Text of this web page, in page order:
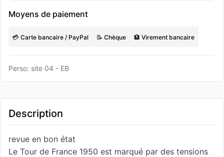
Moyens de paiement
💳 Carte bancaire / PayPal 📝 Chèque 🏦 Virement bancaire
Perso: site 04 - EB
Description
revue en bon état
Le Tour de France 1950 est marqué par des tensions